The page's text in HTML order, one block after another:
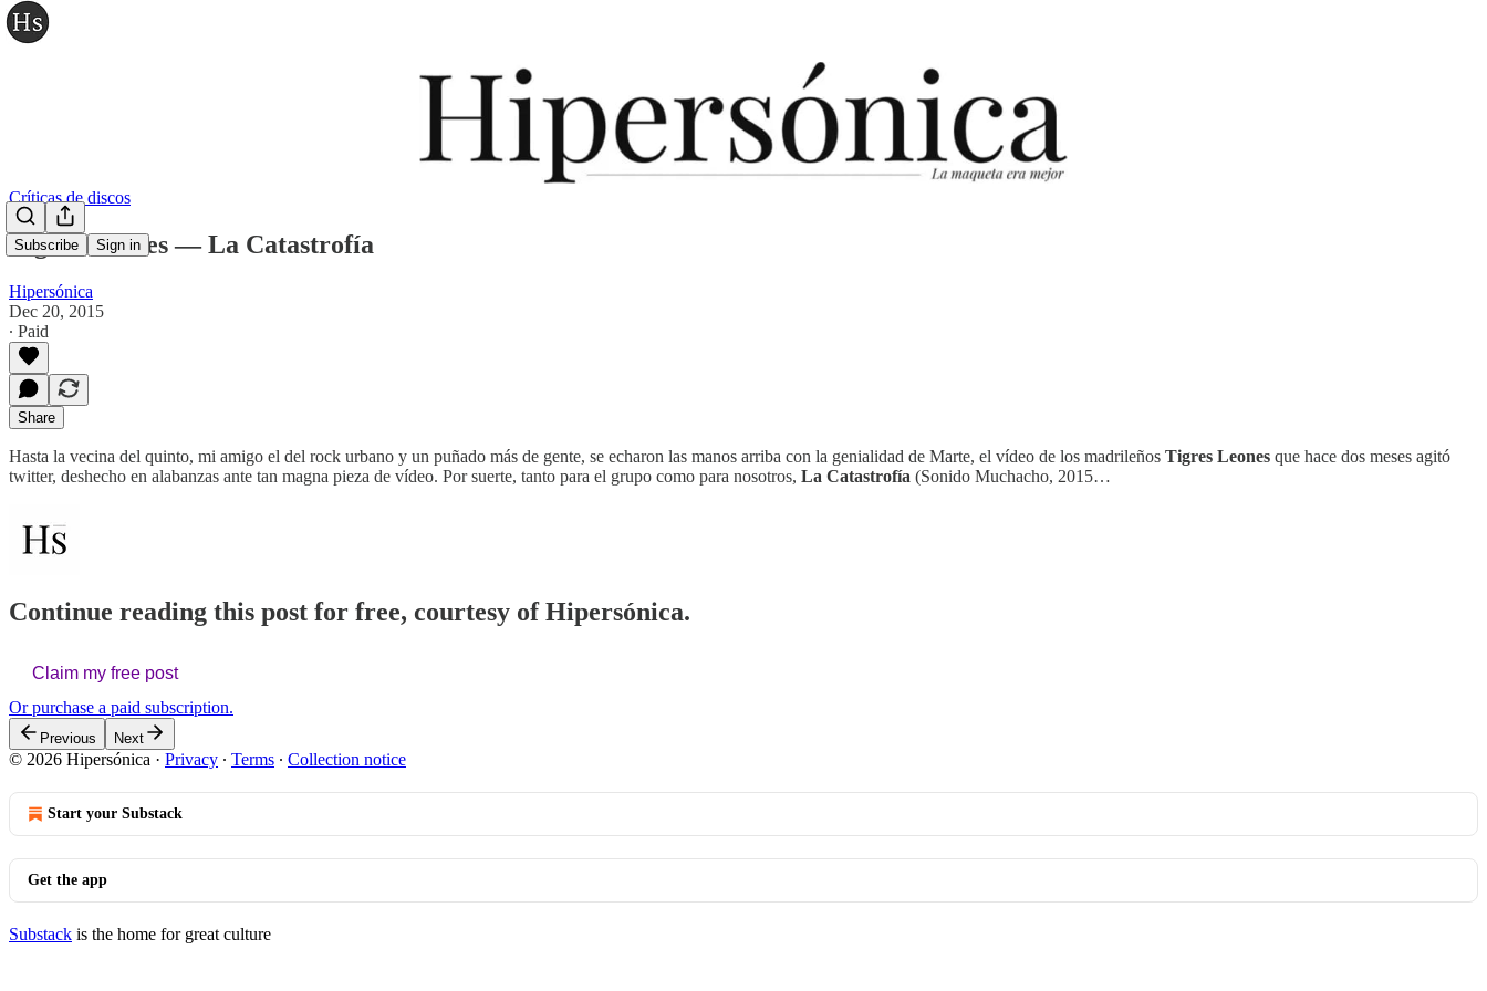
Subscribe Sign in
Críticas de discos
Tigres Leones — La Catastrofía
Hipersónica
Dec 20, 2015
∙ Paid
Share
Hasta la vecina del quinto, mi amigo el del rock urbano y un puñado más de gente, se echaron las manos arriba con la genialidad de Marte, el vídeo de los madrileños Tigres Leones que hace dos meses agitó
twitter, deshecho en alabanzas ante tan magna pieza de vídeo. Por suerte, tanto para el grupo como para nosotros, La Catastrofía (Sonido Muchacho, 2015…
Continue reading this post for free, courtesy of Hipersónica.
Claim my free post
Or purchase a paid subscription.
Previous Next
© 2026 Hipersónica · Privacy ∙ Terms ∙ Collection notice
Start your Substack
Get the app
Substack is the home for great culture